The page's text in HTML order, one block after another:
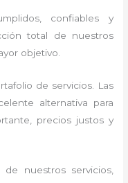
confiables y
total de nuestros
objetivo.
de servicios. Las
alternativa para
precios justos y
nuestros servicios,